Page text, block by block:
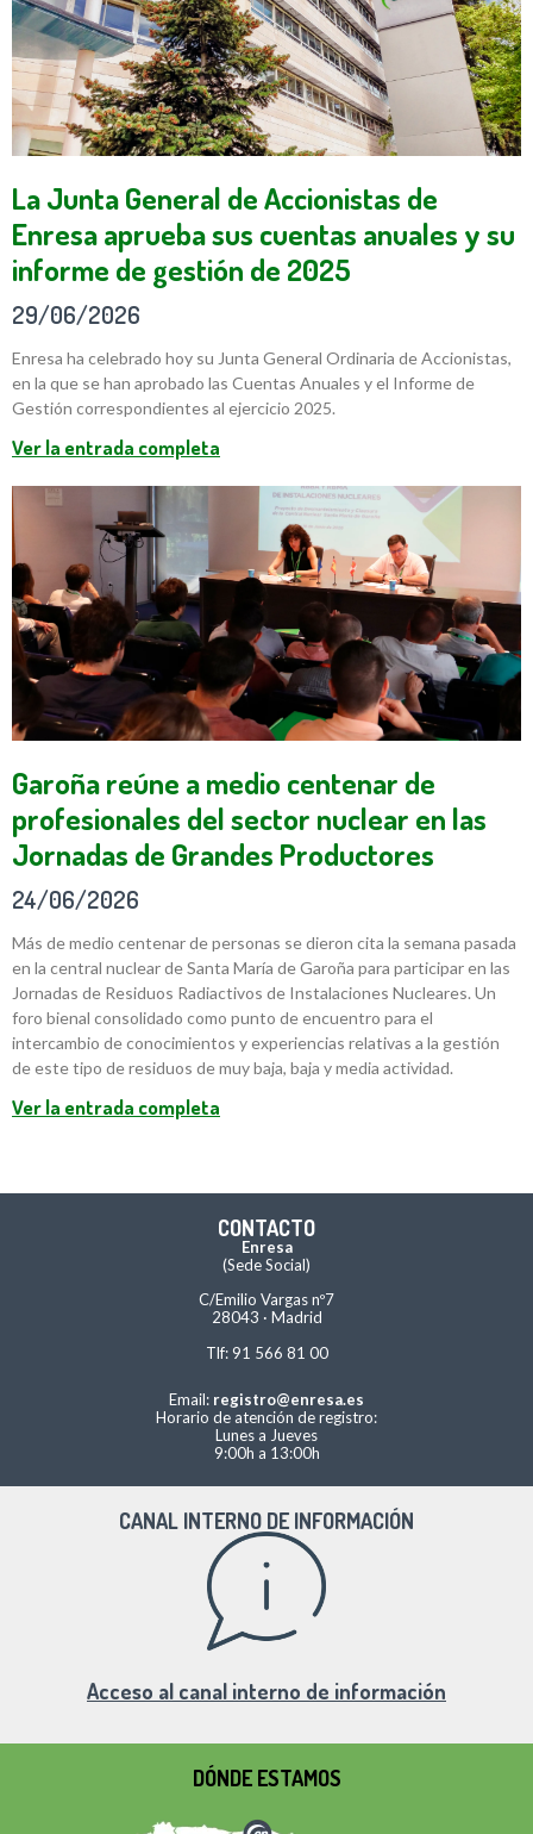
La Junta General de Accionistas de
Enresa aprueba sus cuentas anuales y su
informe de gestión de 2025
29/06/2026
Enresa ha celebrado hoy su Junta General Ordinaria de Accionistas,
en la que se han aprobado las Cuentas Anuales y el Informe de
Gestión correspondientes al ejercicio 2025.
Ver la entrada completa
Garoña reúne a medio centenar de
profesionales del sector nuclear en las
Jornadas de Grandes Productores
24/06/2026
Más de medio centenar de personas se dieron cita la semana pasada
en la central nuclear de Santa María de Garoña para participar en las
Jornadas de Residuos Radiactivos de Instalaciones Nucleares. Un
foro bienal consolidado como punto de encuentro para el
intercambio de conocimientos y experiencias relativas a la gestión
de este tipo de residuos de muy baja, baja y media actividad.
Ver la entrada completa
CONTACTO
Enresa
(Sede Social)
C/Emilio Vargas nº7
28043 · Madrid
Tlf: 91 566 81 00
Email: registro@enresa.es
Horario de atención de registro:
Lunes a Jueves
9:00h a 13:00h
CANAL INTERNO DE INFORMACIÓN
Acceso al canal interno de información
DÓNDE ESTAMOS